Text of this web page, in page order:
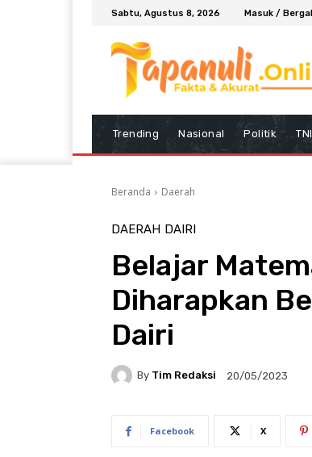
Sabtu, Agustus 8, 2026 Masuk /
Trending Nasional Politik
Beranda Daerah
DAERAH DAIRI
Belajar
Diharapkan
Dairi
By Tim Redaksi 20/05/2023
Facebook X